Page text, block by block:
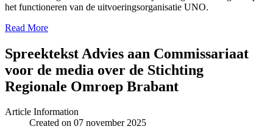
het functioneren van de uitvoeringsorganisatie UNO.
Read More
Spreektekst Advies aan Commissariaat
voor de media over de Stichting
Regionale Omroep Brabant
Article Information
Created on 07 november 2025